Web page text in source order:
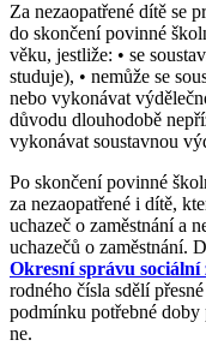
Za nezaopatřené dítě se
do skončení povinné
věku, jestliže: • se
studuje), • nemůže se
nebo vykonávat
důvodu dlouhodobě
vykonávat soustavnou
Po skončení povinné
za nezaopatřené i dítě,
uchazeč o zaměstnání a
uchazečů o zaměstnání.
Okresní správu sociální
rodného čísla sdělí
podmínku potřebné
ne.